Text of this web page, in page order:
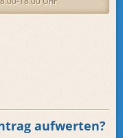
aufwerten?